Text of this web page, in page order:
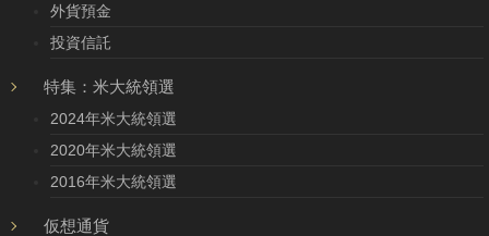
外貨預金
投資信託
特集：米大統領選
2024年米大統領選
2020年米大統領選
2016年米大統領選
仮想通貨